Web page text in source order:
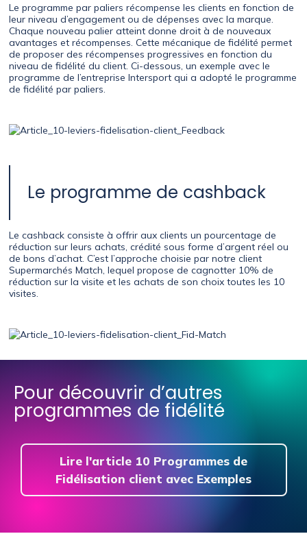
Le programme par paliers récompense les clients en fonction de
leur niveau d’engagement ou de dépenses avec la marque.
Chaque nouveau palier atteint donne droit à de nouveaux
avantages et récompenses. Cette mécanique de fidélité permet
de proposer des récompenses progressives en fonction du
niveau de fidélité du client. Ci-dessous, un exemple avec le
programme de l’entreprise Intersport qui a adopté le programme
de fidélité par paliers.
Le programme de cashback
Le cashback consiste à offrir aux clients un pourcentage de
réduction sur leurs achats, crédité sous forme d’argent réel ou
de bons d’achat. C’est l’approche choisie par notre client
Supermarchés Match, lequel propose de cagnotter 10% de
réduction sur la visite et les achats de son choix toutes les 10
visites.
Pour découvrir d’autres
programmes de fidélité
Lire l'article 10 Programmes de
Fidélisation client avec Exemples